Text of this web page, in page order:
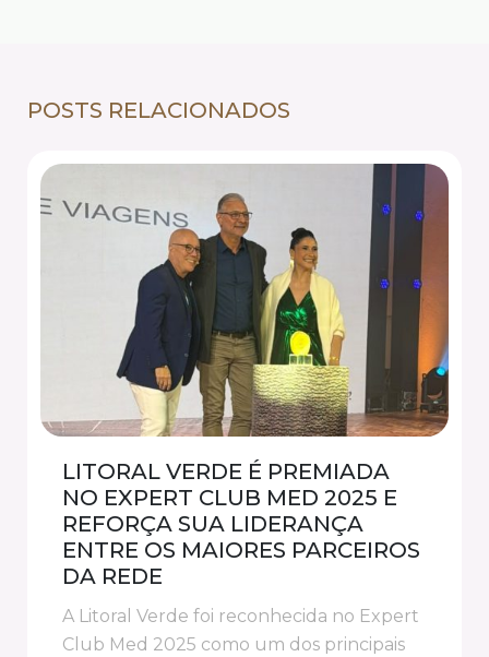
POSTS RELACIONADOS
LITORAL VERDE É PREMIADA
NO EXPERT CLUB MED 2025 E
REFORÇA SUA LIDERANÇA
ENTRE OS MAIORES PARCEIROS
DA REDE
A Litoral Verde foi reconhecida no Expert
Club Med 2025 como um dos principais